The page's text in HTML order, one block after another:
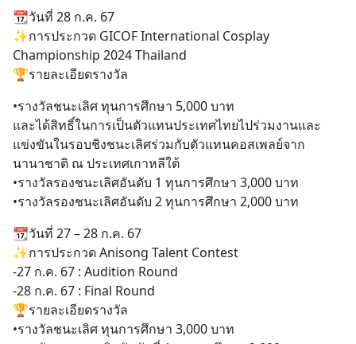
📆วันที่ 28 ก.ค. 67
✨การประกวด GICOF International Cosplay
Championship 2024 Thailand
🏆รายละเอียดรางวัล
•รางวัลชนะเลิศ ทุนการศึกษา 5,000 บาท
และได้สิทธิ์ในการเป็นตัวแทนประเทศไทยไปร่วมงานและ
แข่งขันในรอบชิงชนะเลิศร่วมกับตัวแทนคอสเพลย์จาก
นานาชาติ ณ ประเทศเกาหลีใต้
•รางวัลรองชนะเลิศอันดับ 1 ทุนการศึกษา 3,000 บาท
•รางวัลรองชนะเลิศอันดับ 2 ทุนการศึกษา 2,000 บาท
📆วันที่ 27 – 28 ก.ค. 67
✨การประกวด Anisong Talent Contest
-27 ก.ค. 67 : Audition Round
-28 ก.ค. 67 : Final Round
🏆รายละเอียดรางวัล
•รางวัลชนะเลิศ ทุนการศึกษา 3,000 บาท